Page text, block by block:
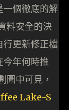
一個徹底的解
料安全的決
行更新修正檔
今年何時推
圖中可見，
Lake-S